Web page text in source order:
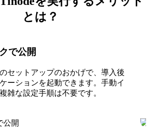
とは？
で公開
セットアップのおかげで、導入後
ーションを起動できます。手動イ
雑な設定手順は不要です。